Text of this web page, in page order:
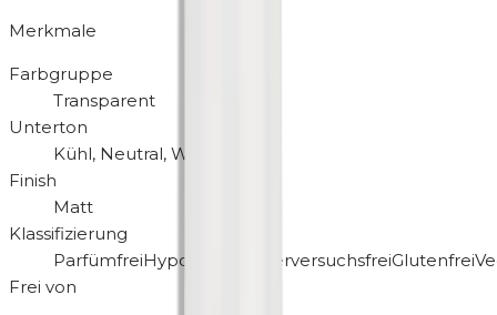
Merkmale
Farbgruppe
Transparent
Unterton
Kühl, Neutral, Warm
Finish
Matt
Klassifizierung
ParfümfreiHypoallergen TierversuchsfreiGlutenfrei
Frei von